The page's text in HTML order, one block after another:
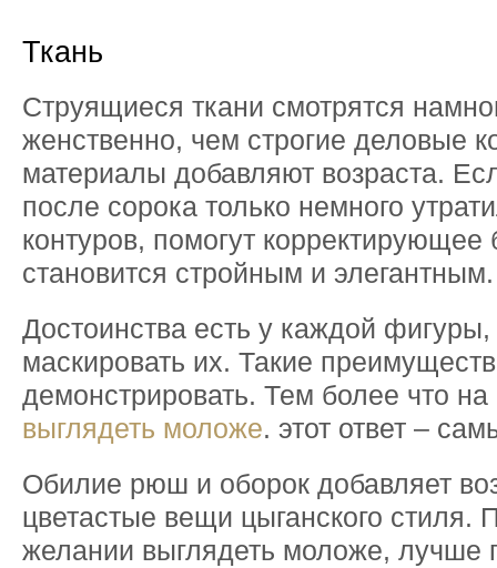
Ткань
Струящиеся ткани смотрятся
женственно, чем строгие деловые
материалы добавляют возраста.
после сорока только немного
контуров, помогут корректирующее
становится стройным и элегантным.
Достоинства есть у каждой
маскировать их. Такие
демонстрировать. Тем более что
выглядеть моложе. этот ответ –
Обилие рюш и оборок добавляет
цветастые вещи цыганского стиля.
желании выглядеть моложе, лучше